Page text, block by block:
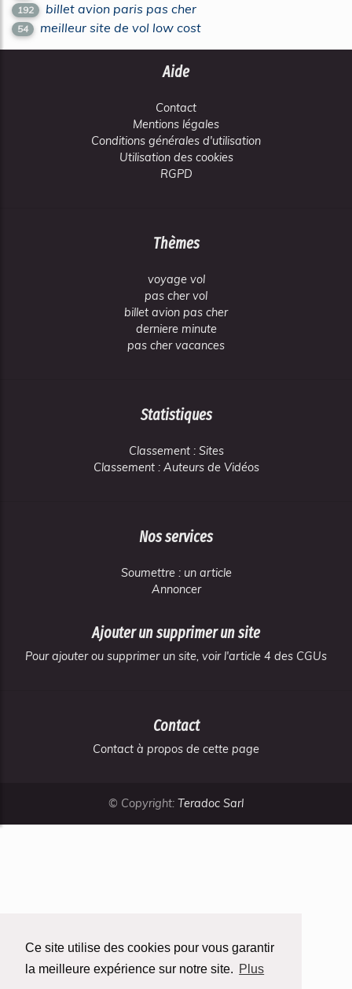
Ce site utilise des cookies pour vous garantir
la meilleure expérience sur notre site. Plus
192 billet avion paris pas cher
54 meilleur site de vol low cost
Aide
Contact
Mentions légales
Conditions générales d'utilisation
Utilisation des cookies
RGPD
Thèmes
voyage vol
pas cher vol
billet avion pas cher
derniere minute
pas cher vacances
Statistiques
Classement : Sites
Classement : Auteurs de Vidéos
Nos services
Soumettre : un article
Annoncer
Ajouter un supprimer un site
Pour ajouter ou supprimer un site, voir l'article 4 des CGUs
Contact
Contact à propos de cette page
© Copyright: Teradoc Sarl